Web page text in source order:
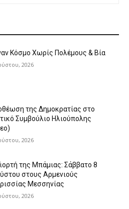
Κόσμο Χωρίς Πολέμους & Βία
2026
της Δημοκρατίας στο
Συμβούλιο Ηλιούπολης
2026
της Μπάμιας: Σάββατο 8
στους Αρμενιούς
Μεσσηνίας
2026